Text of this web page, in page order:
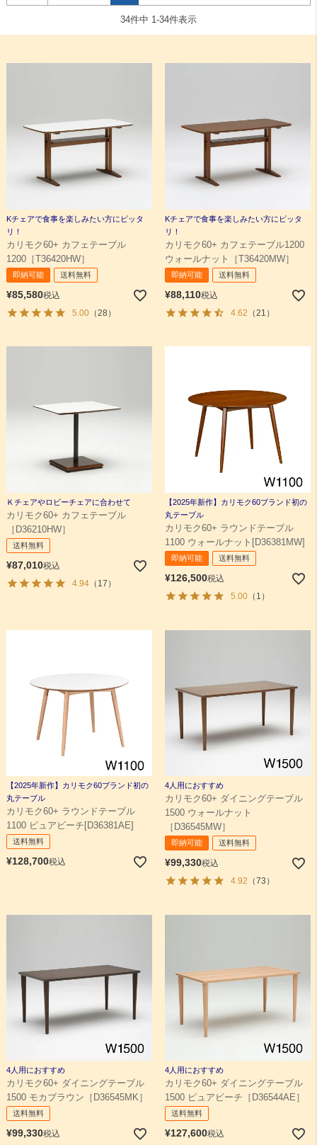
34件中 1-34件表示
Kチェアで食事を楽しみたい方にピッタ
リ！
カリモク60+ カフェテーブル
1200［T36420HW］
即納可能 送料無料
¥85,580税込
5.00（28）
Kチェアで食事を楽しみたい方にピッタ
リ！
カリモク60+ カフェテーブル1200
ウォールナット［T36420MW］
即納可能 送料無料
¥88,110税込
4.62 （21）
Ｋチェアやロビーチェアに合わせて
カリモク60+ カフェテーブル
［D36210HW］
送料無料
¥87,010税込
4.94（17）
【2025年新作】カリモク60ブランド初の
丸テーブル
カリモク60+ ラウンドテーブル
1100 ウォールナット[D36381MW]
即納可能 送料無料
¥126,500税込
5.00（1）
【2025年新作】カリモク60ブランド初の
丸テーブル
カリモク60+ ラウンドテーブル
1100 ピュアビーチ[D36381AE]
送料無料
¥128,700税込
4人用におすすめ
カリモク60+ ダイニングテーブル
1500 ウォールナット
［D36545MW］
即納可能 送料無料
¥99,330税込
4.92 （73）
4人用におすすめ
カリモク60+ ダイニングテーブル
1500 モカブラウン［D36545MK］
送料無料
¥99,330税込
4人用におすすめ
カリモク60+ ダイニングテーブル
1500 ピュアビーチ［D36544AE］
送料無料
¥127,600税込